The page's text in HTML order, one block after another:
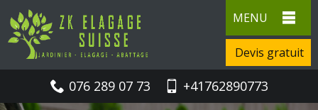
MENU
Devis gratuit
076 289 07 73 +41762890773